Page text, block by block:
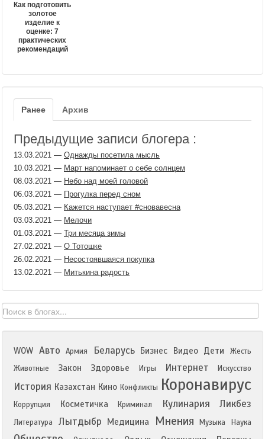
Как подготовить
золотое
изделие к
оценке: 7
практических
рекомендаций
Ранее Архив
Предыдущие записи блогера :
13.03.2021 — Однажды посетила мысль
10.03.2021 — Март напоминает о себе солнцем
08.03.2021 — Небо над моей головой
06.03.2021 — Прогулка перед сном
05.03.2021 — Кажется наступает #сновавесна
03.03.2021 — Мелочи
01.03.2021 — Три месяца зимы
27.02.2021 — О Тотошке
26.02.2021 — Несостоявшаяся покупка
13.02.2021 — Митькина радость
WOW Авто Армия Беларусь Бизнес Видео Дети
Жесть
Животные
Закон Здоровье Игры Интернет Искусство
История Казахстан Кино Конфликты Коронавирус
Коррупция Косметичка Криминал Кулинария Ликбез
Литература Лытдыбр Медицина Мнения Музыка Наука